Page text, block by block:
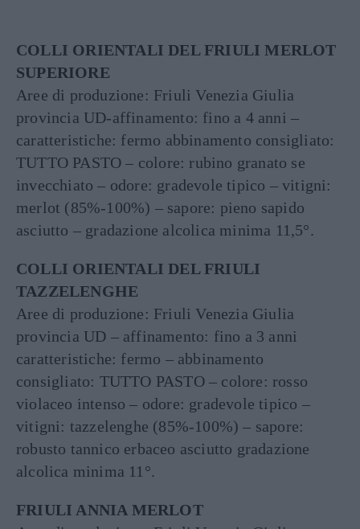
COLLI ORIENTALI DEL FRIULI MERLOT
SUPERIORE
Aree di produzione: Friuli Venezia Giulia
provincia UD-affinamento: fino a 4 anni –
caratteristiche: fermo abbinamento consigliato:
TUTTO PASTO – colore: rubino granato se
invecchiato – odore: gradevole tipico – vitigni:
merlot (85%-100%) – sapore: pieno sapido
asciutto – gradazione alcolica minima 11,5°.
COLLI ORIENTALI DEL FRIULI
TAZZELENGHE
Aree di produzione: Friuli Venezia Giulia
provincia UD – affinamento: fino a 3 anni
caratteristiche: fermo – abbinamento
consigliato: TUTTO PASTO – colore: rosso
violaceo intenso – odore: gradevole tipico –
vitigni: tazzelenghe (85%-100%) – sapore:
robusto tannico erbaceo asciutto gradazione
alcolica minima 11°.
FRIULI ANNIA MERLOT